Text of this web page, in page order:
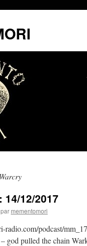
Warcry
14/12/2017
par mementomori
radio.com/podcast/
god pulled the chain